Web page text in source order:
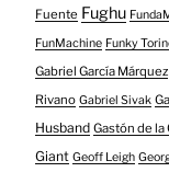
Fuente Fughu
FunMachine Funky
Gabriel García Márquez
Rivano Gabriel Sivak
Husband Gastón de la
Giant Geoff Leigh